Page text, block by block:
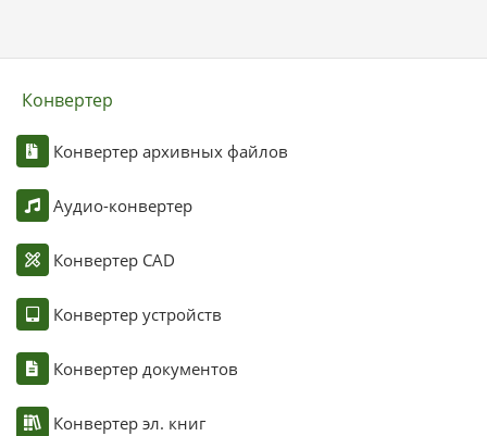
Конвертер
Конвертер архивных файлов
Аудио-конвертер
Конвертер CAD
Конвертер устройств
Конвертер документов
Конвертер эл. книг